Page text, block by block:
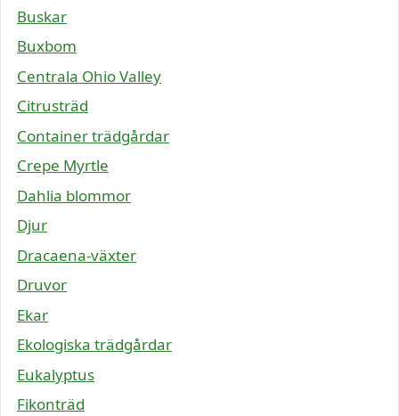
Buskar
Buxbom
Centrala Ohio Valley
Citrusträd
Container trädgårdar
Crepe Myrtle
Dahlia blommor
Djur
Dracaena-växter
Druvor
Ekar
Ekologiska trädgårdar
Eukalyptus
Fikonträd